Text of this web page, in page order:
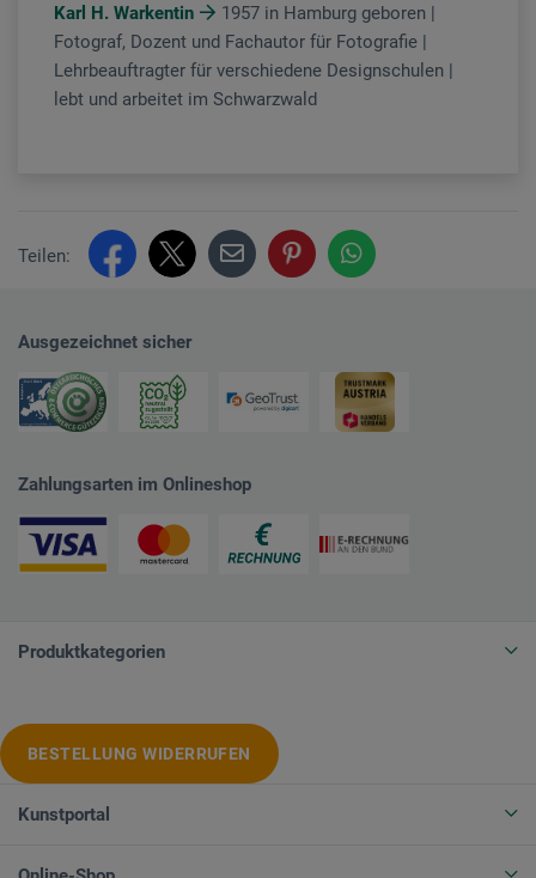
Karl H. Warkentin
1957 in Hamburg geboren |
Fotograf, Dozent und Fachautor für Fotografie |
Lehrbeauftragter für verschiedene Designschulen |
lebt und arbeitet im Schwarzwald
Teilen:
Ausgezeichnet sicher
Zahlungsarten im Onlineshop
Produktkategorien
BESTELLUNG WIDERRUFEN
Kunstportal